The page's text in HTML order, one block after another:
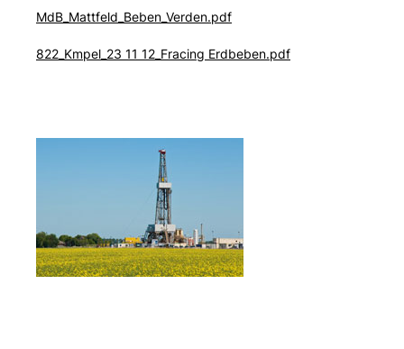
MdB_Mattfeld_Beben_Verden.pdf
822_Kmpel_23 11 12_Fracing Erdbeben.pdf